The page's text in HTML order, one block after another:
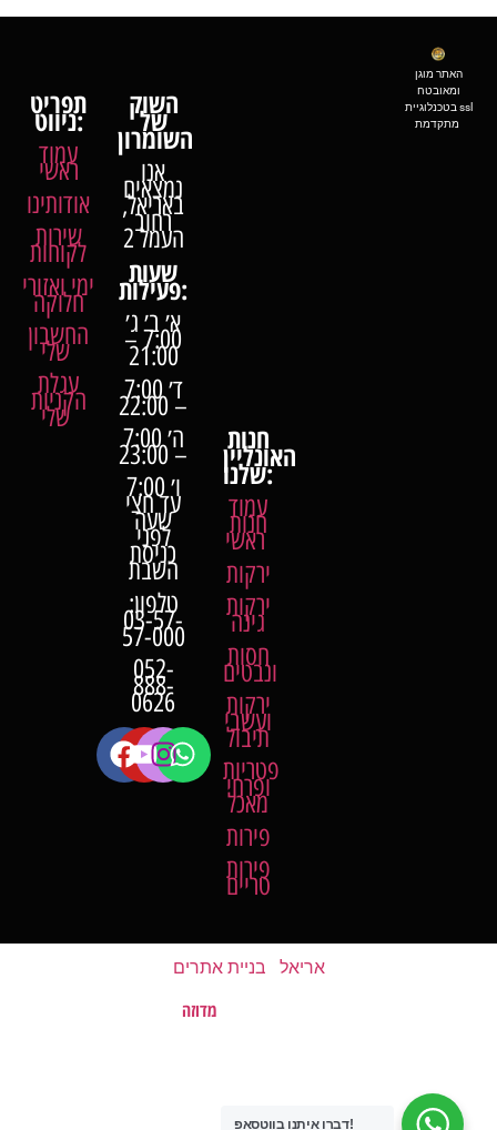
תפריט
ניווט:
עמוד
ראשי
אודותינו
שירות
לקוחות
ימי ואזורי
חלוקה
החשבון
שלי
עגלת
הקניות
שלי
השוק
של
אנו
נמצאים
באריאל,
רחוב
העמל 2
שעותפעילות:
א׳ ב׳ ג׳
7:00 –
21:00
ד׳ 7:00
– 22:00
ה׳ 7:00
– 23:00
ו׳ 7:00
עד חצי
שעה
לפני
כניסת
השבת
טלפון:
03-57-
57-000
052-
888-
0626
חנות
האונליין
שלנו:
עמוד
חנות
ראשי
ירקות
ירקות
גינה
חסות
ונבטים
ירקות
ועשבי
תיבול
פטריות
ופרחי
מאכל
פירות
פירות
טריים
האתר מוגן
ומאובטח
בטכנלוגיית ssl
אריאל בניית אתרים
האתר נבנה על ידימדוזה
דברו איתנו בווטסאפ!